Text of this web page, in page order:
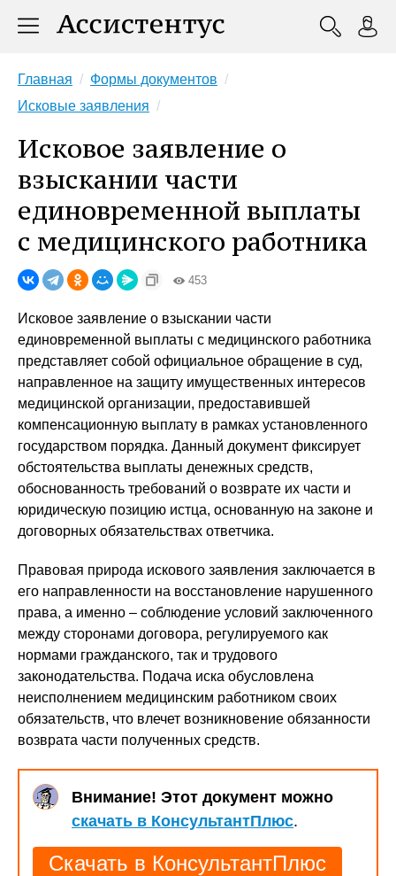
Главная
Формы документов
Исковые заявления
Исковое заявление о
взыскании части
единовременной выплаты
с медицинского работника
453
Исковое заявление о взыскании части
единовременной выплаты с медицинского работника
представляет собой официальное обращение в суд,
направленное на защиту имущественных интересов
медицинской организации, предоставившей
компенсационную выплату в рамках установленного
государством порядка. Данный документ фиксирует
обстоятельства выплаты денежных средств,
обоснованность требований о возврате их части и
юридическую позицию истца, основанную на законе и
договорных обязательствах ответчика.
Правовая природа искового заявления заключается в
его направленности на восстановление нарушенного
права, а именно – соблюдение условий заключенного
между сторонами договора, регулируемого как
нормами гражданского, так и трудового
законодательства. Подача иска обусловлена
неисполнением медицинским работником своих
обязательств, что влечет возникновение обязанности
возврата части полученных средств.
Внимание! Этот документ можно
скачать в КонсультантПлюс.
Скачать в КонсультантПлюс